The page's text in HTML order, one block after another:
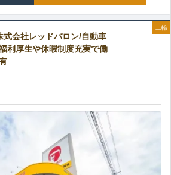
二輪
式会社レッドバロン/自動車
利厚生や休暇制度充実で働